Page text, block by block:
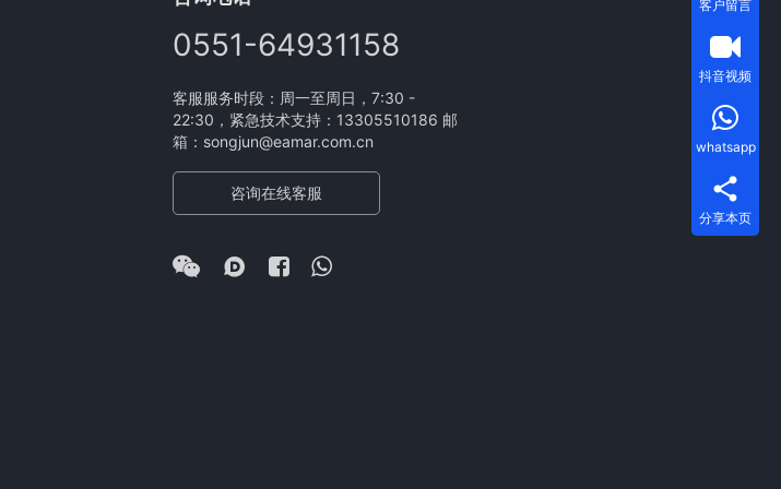
0551-64931158
客服服务时段：周一至周日，7:30 -
22:30，紧急技术支持：13305510186 邮
箱：songjun@eamar.com.cn
咨询在线客服
客户留言
抖音视频
whatsapp
分享本页